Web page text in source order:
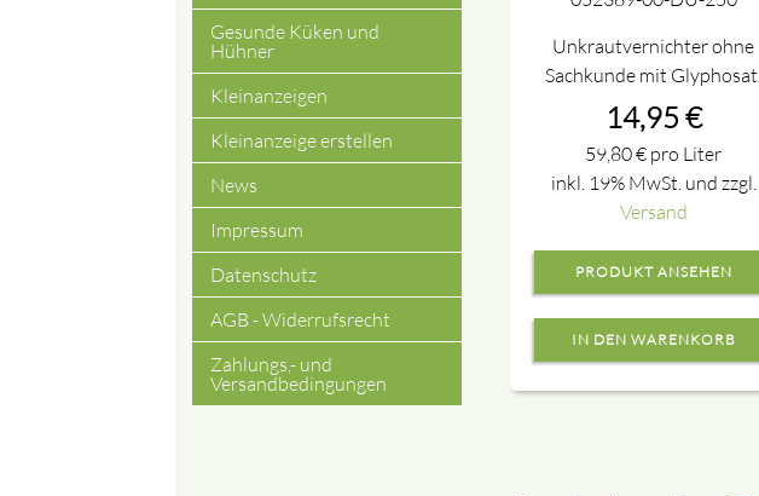
Unkrautvernichter ohne
Sachkunde mit Glyphosat.
14,95 €
59,80€ pro Liter
inkl. 19% MwSt. und zzgl.
Versand
PRODUKT ANSEHEN
Gesunde Küken und
Hühner
Kleinanzeigen
Kleinanzeige erstellen
News
Impressum
Datenschutz
AGB - Widerrufsrecht
Zahlungs,- und
Versandbedingungen